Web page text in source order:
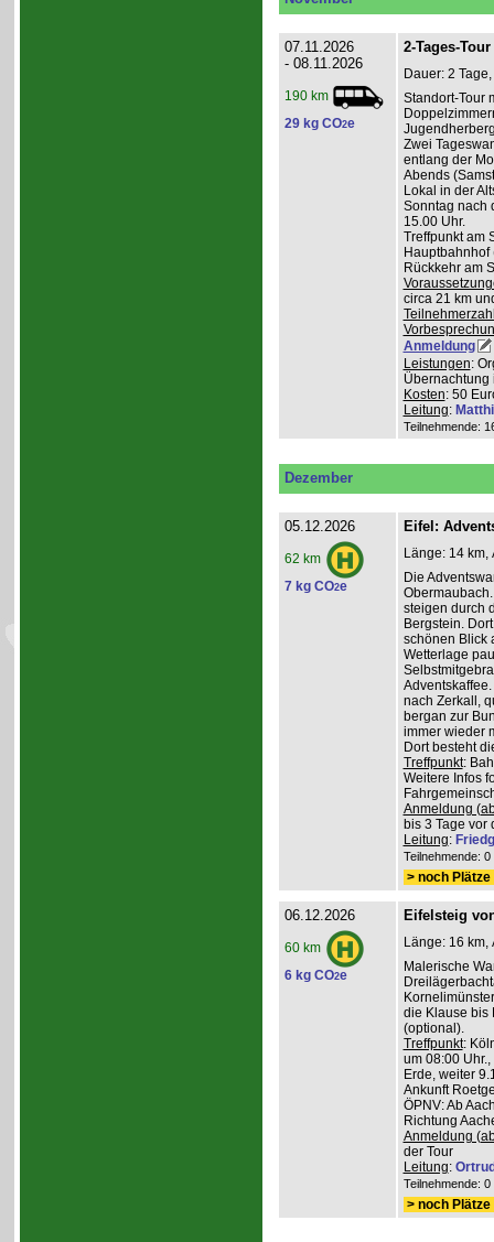
07.11.2026
- 08.11.2026
190 km
29 kg CO2e
2-Tages-
Dauer: 2
Standort-Tour
Zwei
entlang der
Abends
Lokal in der
Sonntag nach
15.00 Uhr.
Treffpunkt am
Hauptbahnhof
Rückkehr am
circa 21 km
Anmeldung
Leistungen:
Übernachtung
Kosten: 50
Leitung:
Teilnehmende:
Dezember
05.12.2026
62 km
7 kg CO2e
Eifel:
Länge: 14 km,
Die
steigen durch
Bergstein.
schönen Blick
Wetterlage
nach Zerkall,
bergan zur
immer wieder
Dort besteht
Treffpunkt:
Weitere Infos
Anmeldung
bis 3 Tage vor
Leitung:
Teilnehmende:
> noch
06.12.2026
60 km
6 kg CO2e
Eifelsteig
Länge: 16 km,
Malerische
die Klause bis
(optional).
Treffpunkt:
um 08:00
Erde, weiter
Ankunft
ÖPNV: Ab
Richtung
Anmeldung
der Tour
Leitung:
Teilnehmende:
> noch